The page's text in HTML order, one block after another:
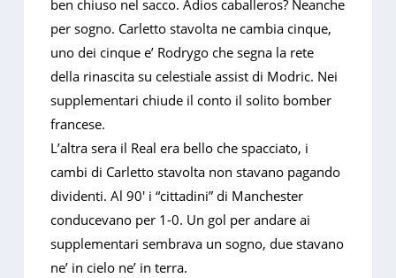
ben chiuso nel sacco. Adios caballeros? Neanche
per sogno. Carletto stavolta ne cambia cinque,
uno dei cinque e’ Rodrygo che segna la rete
della rinascita su celestiale assist di Modric. Nei
supplementari chiude il conto il solito bomber
francese.
L’altra sera il Real era bello che spacciato, i
cambi di Carletto stavolta non stavano pagando
dividenti. Al 90′ i “cittadini” di Manchester
conducevano per 1-0. Un gol per andare ai
supplementari sembrava un sogno, due stavano
ne’ in cielo ne’ in terra.